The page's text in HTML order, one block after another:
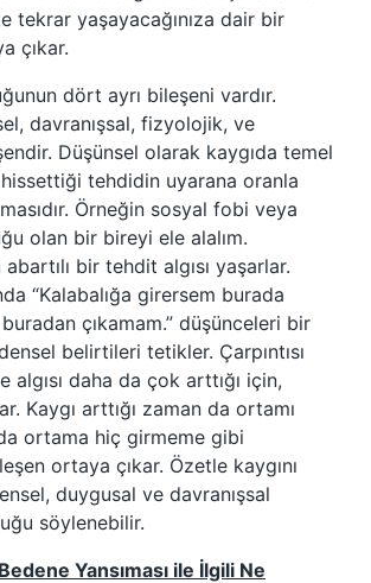
tekrar yaşayacağınıza dair bir
çıkar.
dört ayrı bileşeni vardır.
davranışsal, fizyolojik, ve
Düşünsel olarak kaygıda temel
tehdidin uyarana oranla
Örneğin sosyal fobi veya
olan bir bireyi ele alalım.
bir tehdit algısı yaşarlar.
“Kalabalığa girersem burada
buradan çıkamam.” düşünceleri bir
belirtileri tetikler. Çarpıntısı
algısı daha da çok arttığı için,
Kaygı arttığı zaman da ortamı
ortama hiç girmeme gibi
ortaya çıkar. Özetle kaygını
duygusal ve davranışsal
söylenebilir.
Yansıması ile İlgili Ne